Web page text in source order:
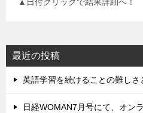
▲日付クリックで結果詳細へ！
最近の投稿
英語学習を続けることの難し
日経WOMAN7月号にて、オン